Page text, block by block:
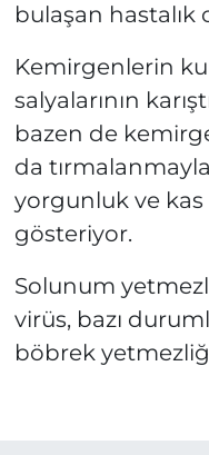
bulaşan hastalık
Kemirgenlerin
salyalarının
bazen de
da
yorgunluk ve kas
gösteriyor.
Solunum
virüs, bazı
böbrek